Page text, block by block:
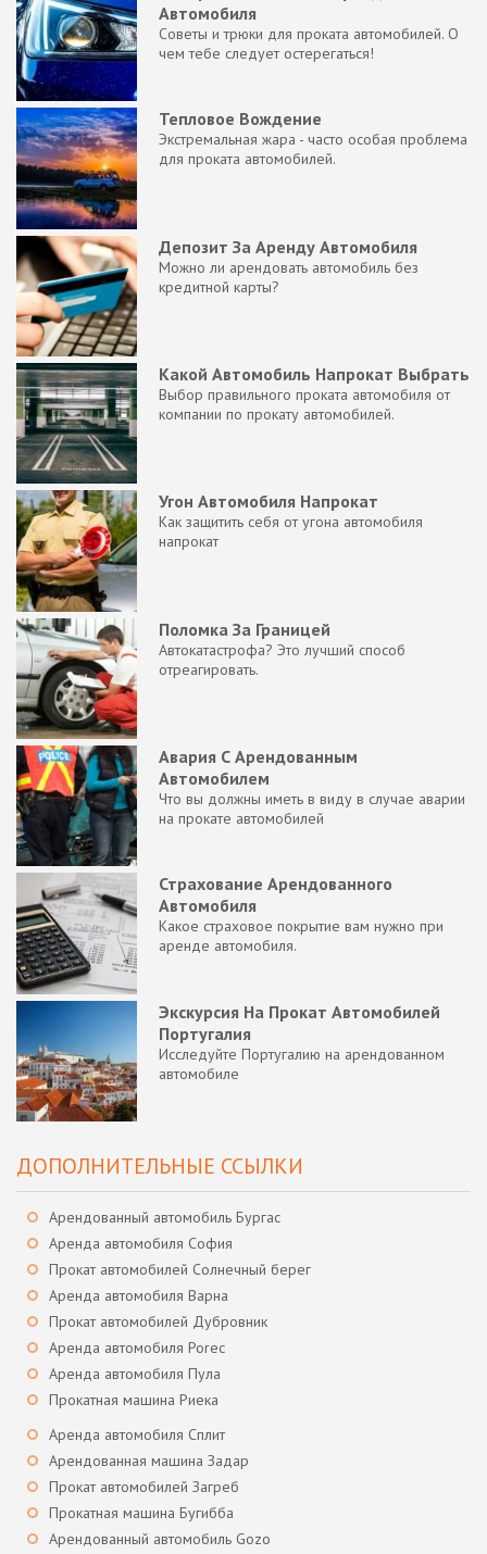
Автомобиля
Советы и трюки для проката автомобилей. О
чем тебе следует остерегаться!
Тепловое Вождение
Экстремальная жара - часто особая проблема
для проката автомобилей.
Депозит За Аренду Автомобиля
Можно ли арендовать автомобиль без
кредитной карты?
Какой Автомобиль Напрокат Выбрать
Выбор правильного проката автомобиля от
компании по прокату автомобилей.
Угон Автомобиля Напрокат
Как защитить себя от угона автомобиля
напрокат
Поломка За Границей
Автокатастрофа? Это лучший способ
отреагировать.
Авария С Арендованным
Автомобилем
Что вы должны иметь в виду в случае аварии
на прокате автомобилей
Страхование Арендованного
Автомобиля
Какое страховое покрытие вам нужно при
аренде автомобиля.
Экскурсия На Прокат Автомобилей
Португалия
Исследуйте Португалию на арендованном
автомобиле
ДОПОЛНИТЕЛЬНЫЕ ССЫЛКИ
Арендованный автомобиль Бургас
Аренда автомобиля София
Прокат автомобилей Солнечный берег
Аренда автомобиля Варна
Прокат автомобилей Дубровник
Аренда автомобиля Porec
Аренда автомобиля Пула
Прокатная машина Риека
Аренда автомобиля Сплит
Арендованная машина Задар
Прокат автомобилей Загреб
Прокатная машина Бугибба
Арендованный автомобиль Gozo